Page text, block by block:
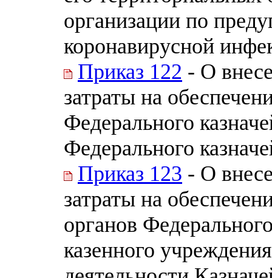
организации по
коронавирусной
Приказ 122 - О
затраты на
Федерального
Федерального
Приказ 123 - О
затраты на
органов
казенного